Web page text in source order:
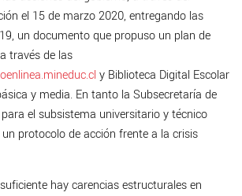
el 15 de marzo 2020, entregando las
un documento que propuso un plan de
través de las
y Biblioteca Digital Escolar
y media. En tanto la Subsecretaría de
el subsistema universitario y técnico
protocolo de acción frente a la crisis
hay carencias estructurales en